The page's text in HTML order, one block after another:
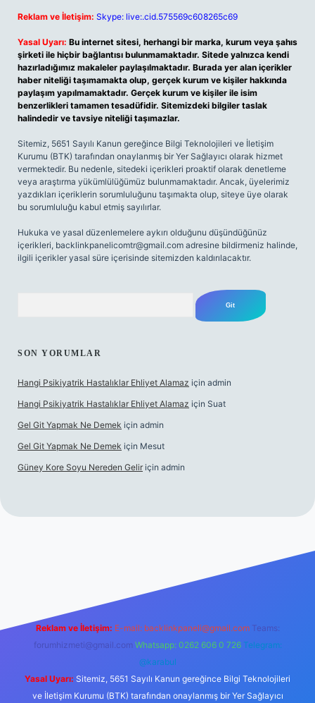
Reklam ve İletişim: Skype: live:.cid.575569c608265c69
Yasal Uyarı: Bu internet sitesi, herhangi bir marka, kurum veya şahıs
şirketi ile hiçbir bağlantısı bulunmamaktadır. Sitede yalnızca kendi
hazırladığımız makaleler paylaşılmaktadır. Burada yer alan içerikler
haber niteliği taşımamakta olup, gerçek kurum ve kişiler hakkında
paylaşım yapılmamaktadır. Gerçek kurum ve kişiler ile isim
benzerlikleri tamamen tesadüfidir. Sitemizdeki bilgiler taslak
halindedir ve tavsiye niteliği taşımazlar.
Sitemiz, 5651 Sayılı Kanun gereğince Bilgi Teknolojileri ve İletişim
Kurumu (BTK) tarafından onaylanmış bir Yer Sağlayıcı olarak hizmet
vermektedir. Bu nedenle, sitedeki içerikleri proaktif olarak denetleme
veya araştırma yükümlülüğümüz bulunmamaktadır. Ancak, üyelerimiz
yazdıkları içeriklerin sorumluluğunu taşımakta olup, siteye üye olarak
bu sorumluluğu kabul etmiş sayılırlar.
Hukuka ve yasal düzenlemelere aykırı olduğunu düşündüğünüz
içerikleri, backlinkpanelicomtr@gmail.com adresine bildirmeniz halinde,
ilgili içerikler yasal süre içerisinde sitemizden kaldırılacaktır.
SON YORUMLAR
Hangi Psikiyatrik Hastalıklar Ehliyet Alamaz için admin
Hangi Psikiyatrik Hastalıklar Ehliyet Alamaz için Suat
Gel Git Yapmak Ne Demek için admin
Gel Git Yapmak Ne Demek için Mesut
Güney Kore Soyu Nereden Gelir için admin
Reklam ve İletişim: E-mail: backlinkpaneli@gmail.com Teams:
forumhizmeti@gmail.com Whatsapp: 0262 606 0 726 Telegram:
@karabul
Yasal Uyarı: Sitemiz, 5651 Sayılı Kanun gereğince Bilgi Teknolojileri
ve İletişim Kurumu (BTK) tarafından onaylanmış bir Yer Sağlayıcı